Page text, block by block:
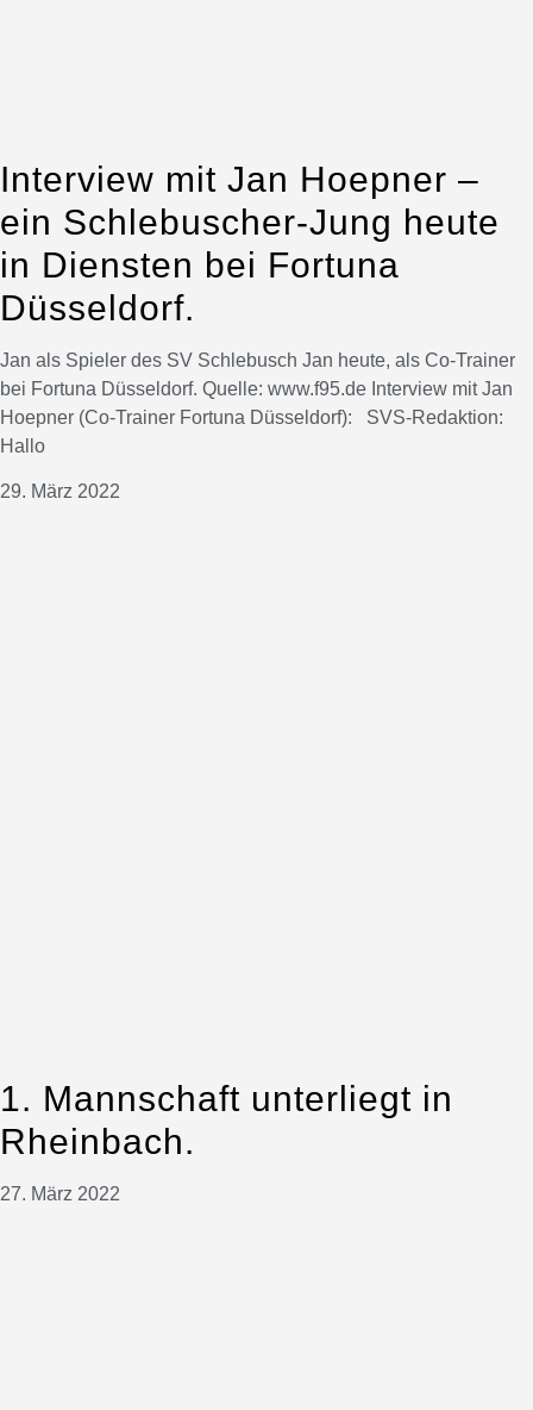
Interview mit Jan Hoepner –
ein Schlebuscher-Jung heute
in Diensten bei Fortuna
Düsseldorf.
Jan als Spieler des SV Schlebusch Jan heute, als Co-Trainer
bei Fortuna Düsseldorf. Quelle: www.f95.de Interview mit Jan
Hoepner (Co-Trainer Fortuna Düsseldorf): SVS-Redaktion:
Hallo
29. März 2022
1. Mannschaft unterliegt in
Rheinbach.
27. März 2022